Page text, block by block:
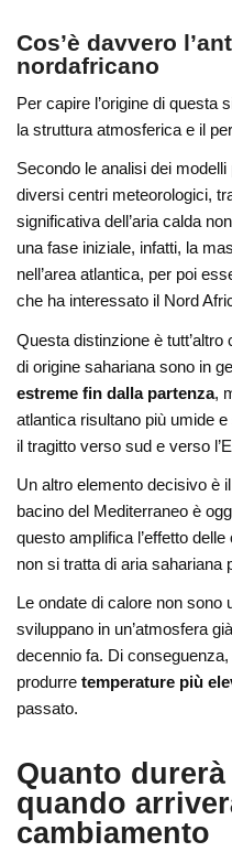
Cos’è davvero
nordafricano
Per capire l’origine di questa
la struttura atmosferica e il
Secondo le analisi dei
diversi centri meteorologici,
significativa dell’aria calda
una fase iniziale, infatti, la
nell’area atlantica, per poi
che ha interessato il Nord
Questa distinzione è
di origine sahariana sono in
estreme fin dalla partenza,
atlantica risultano più umide
il tragitto verso sud e verso
Un altro elemento decisivo è
bacino del Mediterraneo è
questo amplifica l’effetto
non si tratta di aria sahariana
Le ondate di calore non sono
sviluppano in un’atmosfera
decennio fa. Di
produrretemperature più
passato.
Quanto
quando
cambiamento